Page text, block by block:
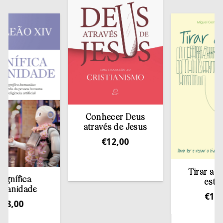
Conhecer Deus
através de Jesus
12,00
Tirar a Bíblia
estante
13,50